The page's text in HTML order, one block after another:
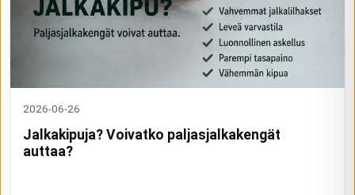
2026-06-26
Jalkakipuja? Voivatko paljasjalkakengät
auttaa?